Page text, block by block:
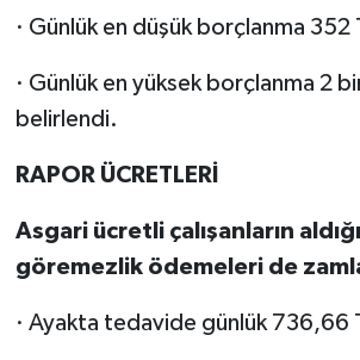
· Günlük en düşük borçlanma 352
· Günlük en yüksek borçlanma 2
belirlendi.
RAPOR ÜCRETLERİ
Asgari ücretli çalışanların
göremezlik ödemeleri de
· Ayakta tedavide günlük 736,66